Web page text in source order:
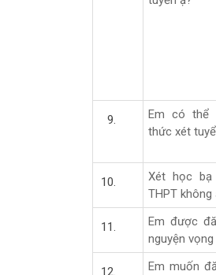
Em có thể
thức xét
Xét học
THPT không
Em được
nguyện vọng
Em muốn